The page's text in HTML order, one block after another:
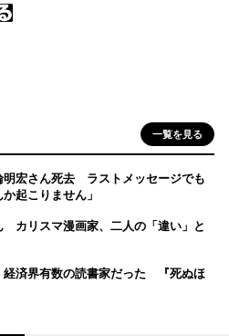
一覧を見る
明宏さん死去 ラストメッセージでも
起こりません」
カリスマ漫画家、二人の「違い」と
経済界有数の読書家だった 『死ぬほ